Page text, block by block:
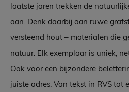
laatste jaren trekken de
aan. Denk daarbij aan ruwe
versteend hout – materialen die
natuur. Elk exemplaar is uniek,
Ook voor een bijzondere
juiste adres. Van tekst in RVS tot